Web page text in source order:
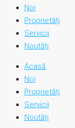
Noi
Proprietăți
Servicii
Noutăți
Acasă
Noi
Proprietăți
Servicii
Noutăți